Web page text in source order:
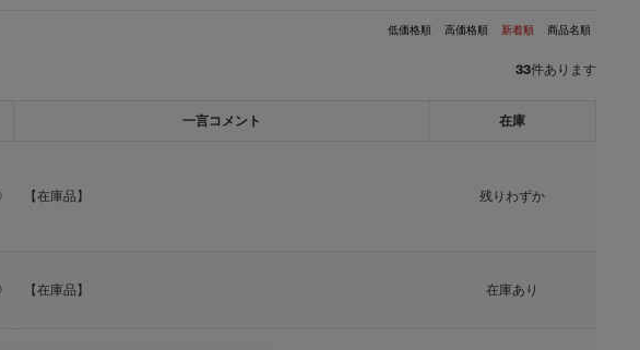
低価格順 高価格順 新着順 商品名順
33件あります
一言コメント 在庫
【在庫品】 残りわずか
【在庫品】 在庫あり